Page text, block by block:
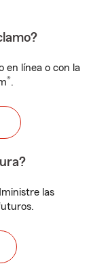
en línea o con la
®.
las